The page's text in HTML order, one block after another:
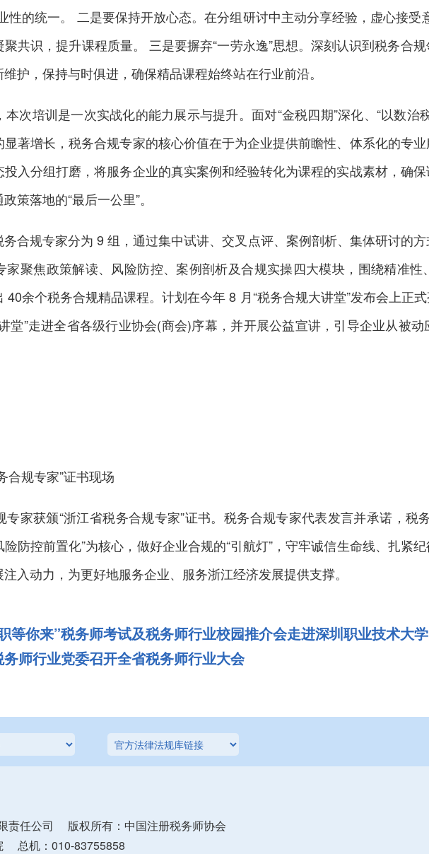
性的统一。 二是要保持开放心态。在分组研讨中主动分享经验，虚心接受
共识，提升课程质量。 三是要摒弃“一劳永逸”思想。深刻认识到税务合
护，保持与时俱进，确保精品课程始终站在行业前沿。
培训是一次实战化的能力展示与提升。面对“金税四期”深化、“以数治
著增长，税务合规专家的核心价值在于为企业提供前瞻性、体系化的专
入分组打磨，将服务企业的真实案例和经验转化为课程的实战素材，确
策落地的“最后一公里”。
规专家分为 9 组，通过集中试讲、交叉点评、案例剖析、集体研讨的方
家聚焦政策解读、风险防控、案例剖析及合规实操四大模块，围绕精准
40余个税务合规精品课程。计划在今年 8 月“税务合规大讲堂”发布会上正
堂”走进全省各级行业协会(商会)序幕，并开展公益宣讲，引导企业从被
规专家”证书现场
获颁“浙江省税务合规专家”证书。税务合规专家代表发言并承诺，税
防控前置化”为核心，做好企业合规的“引航灯”，守牢诚信生命线、扎紧
入动力，为更好地服务企业、服务浙江经济发展提供支撑。
你来”税务师考试及税务师行业校园推介会走进深圳职业技术大学
师行业党委召开全省税务师行业大会
责任公司
版权所有：中国注册税务师协会
总机：010-83755858